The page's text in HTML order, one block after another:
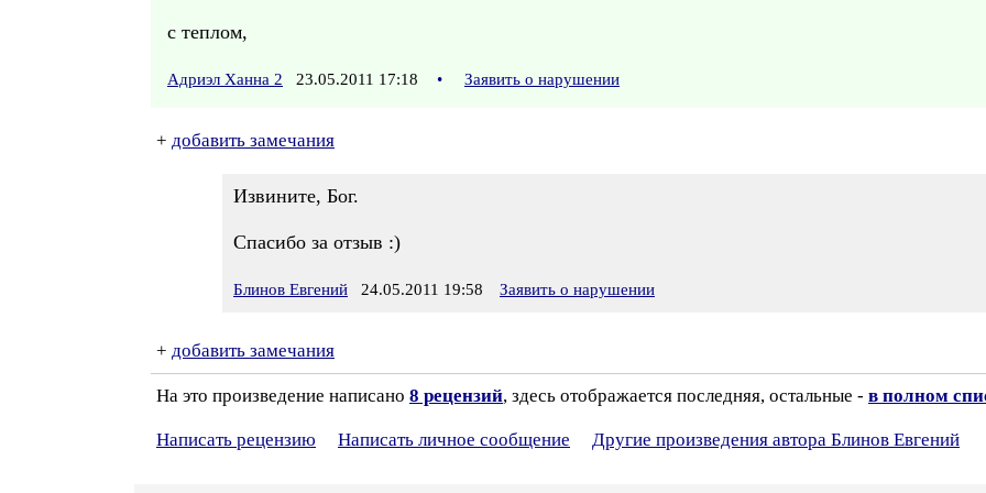
с теплом,
Адриэл Ханна 2 23.05.2011 17:18 • Заявить о нарушении
+ добавить замечания
Извините, Бог.
Спасибо за отзыв :)
Блинов Евгений 24.05.2011 19:58 Заявить о нарушении
+ добавить замечания
На это произведение написано 8 рецензий, здесь отображается последняя, остальные - в полном
Написать рецензию Написать личное сообщение Другие произведения автора Блинов Евгений